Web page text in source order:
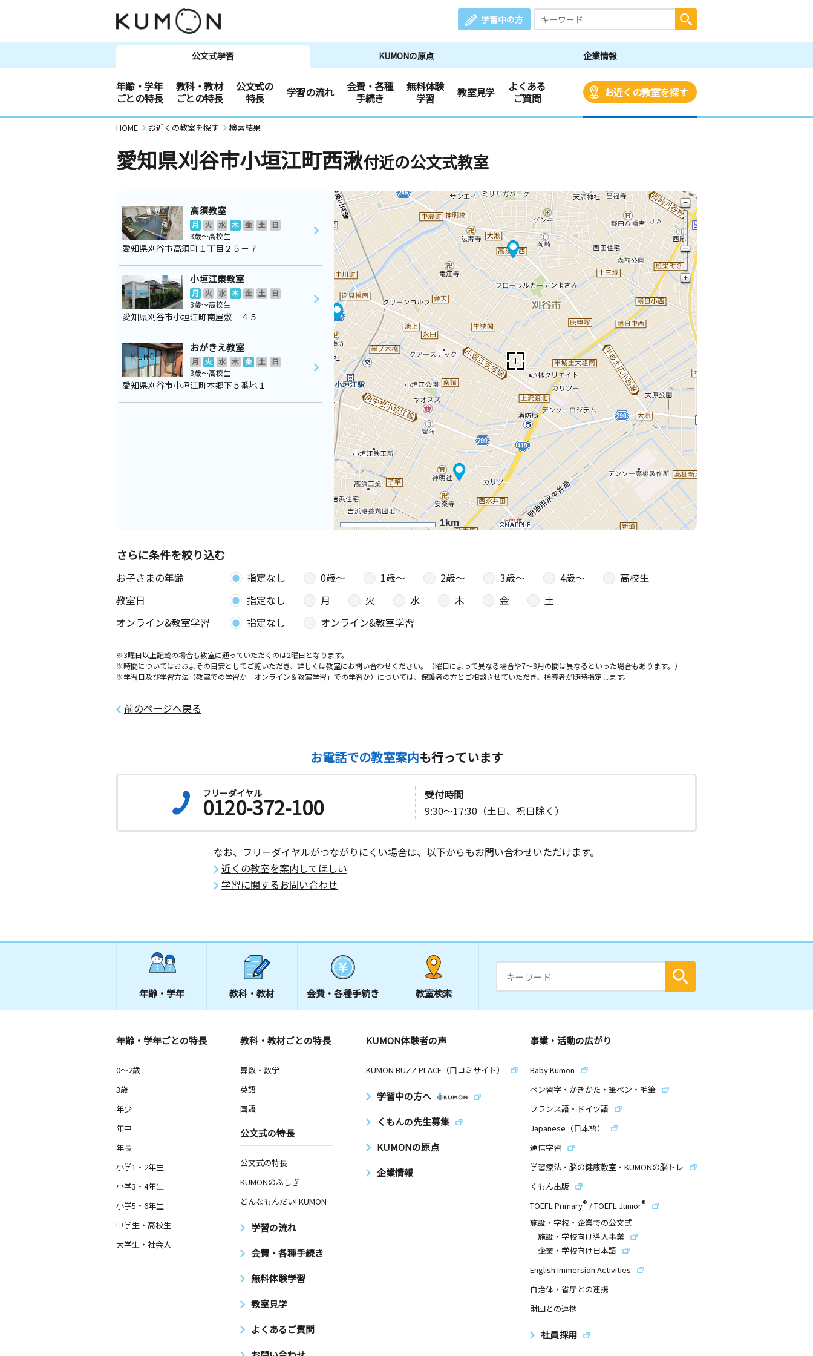
学習中の方
公文式学習 KUMONの原点 企業情報
年齢・学年
ごとの特長
教科・教材
ごとの特長
公文式の
特長
学習の流れ
会費・各種
手続き
無料体験
学習
教室見学
よくある
ご質問
お近くの教室を探す
HOME お近くの教室を探す 検索結果
愛知県刈谷市小垣江町西湫付近の公文式教室
1km
高須教室
月 火 水 木 金 土
日
3歳～高校生
愛知県刈谷市高須町１丁目２５－７
小垣江東教室
月 火 水 木 金 土
日
3歳～高校生
愛知県刈谷市小垣江町南屋敷 ４５
おがきえ教室
月 火 水 木 金 土
日
3歳～高校生
愛知県刈谷市小垣江町本郷下５番地１
さらに条件を絞り込む
お子さまの年齢 指定なし 0歳〜 1歳〜 2歳〜 3歳〜 4歳〜
高校生
教室日
指定なし 月 火 水 木 金
土
オンライン&教室学習
指定なし オンライン&教室学習
※3曜日以上記載の場合も教室に通っていただくのは2曜日となります。
※時間についてはおおよその目安としてご覧いただき、詳しくは教室にお問い合わせください。（曜日によって異なる場合や7～8月の間は異なるといった場合もあります。）
※学習日及び学習方法（教室での学習か「オンライン＆教室学習」での学習か）については、保護者の方とご相談させていただき、指導者が随時指定します。
前のページへ戻る
お電話での教室案内も行っています
フリーダイヤル
0120-372-100
受付時間
9:30～17:30（土日、祝日除く）
なお、フリーダイヤルがつながりにくい場合は、以下からもお問い合わせいただけます。
近くの教室を案内してほしい
学習に関するお問い合わせ
年齢・学年 教科・教材 会費・ 各種手続き 教室検索
年齢・学年ごとの特長
0～2歳
3歳
年少
年中
年長
小学1・2年生
小学3・4年生
小学5・6年生
中学生・高校生
大学生・社会人
教科・教材ごとの特長
算数・数学
英語
国語
公文式の特長
公文式の特長
KUMONのふしぎ
どんなもんだい! KUMON
学習の流れ
会費・各種手続き
無料体験学習
教室見学
よくあるご質問
KUMON体験者の声
KUMON BUZZ PLACE（口コミサイト）
学習中の方へ
くもんの先生募集
KUMONの原点
企業情報
事業・活動の広がり
Baby Kumon
ペン習字・かきかた・筆ペン・毛筆
フランス語・ドイツ語
Japanese（日本語）
通信学習
学習療法・脳の健康教室・KUMONの脳トレ
くもん出版
TOEFL Primary® /TOEFL Junior®
施設・学校・企業での公文式
施設・学校向け導入事業
企業・学校向け日本語
English Immersion Activities
自治体・省庁との連携
財団との連携
社員採用